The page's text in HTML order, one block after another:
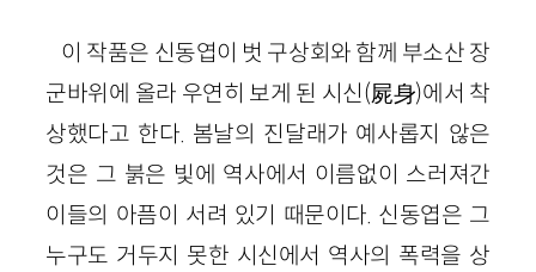
이 작품은 신동엽이 벗 구상회와 함께 부소산 장
군바위에 올라 우연히 보게 된 시신(屍身)에서 착
상했다고 한다. 봄날의 진달래가 예사롭지 않은
것은 그 붉은 빛에 역사에서 이름없이 스러져간
이들의 아픔이 서려 있기 때문이다. 신동엽은 그
누구도 거두지 못한 시신에서 역사의 폭력을 상